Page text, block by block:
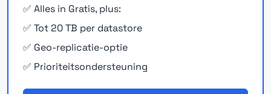
✅ Alles in Gratis, plus:
✅ Tot 20 TB per datastore
✅ Geo-replicatie-optie
✅ Prioriteitsondersteuning